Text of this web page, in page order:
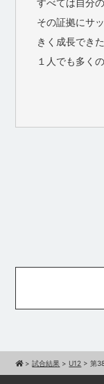
その証拠にサ
きく成長できた
１人でも多く
>試合結果 > U12 >第